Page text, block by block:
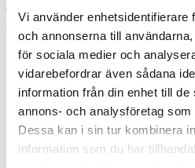
Vi använder enhetsidentifierare
och annonserna till
för sociala medier och
vidarebefordrar även sådana
information från din enhet till
annons- och analysföretag som
Dessa kan i sin tur kombinera
information som du har
10 månader sedan